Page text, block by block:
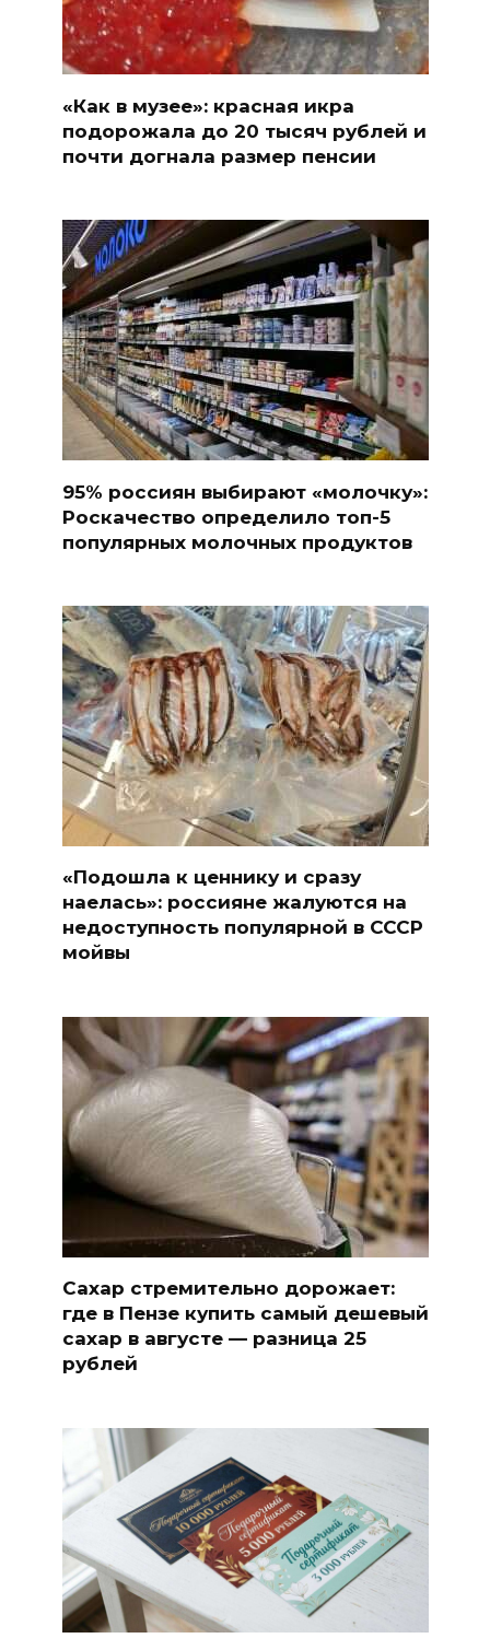
«Как в музее»: красная икра
подорожала до 20 тысяч рублей и
почти догнала размер пенсии
95% россиян выбирают «молочку»:
Роскачество определило топ-5
популярных молочных продуктов
«Подошла к ценнику и сразу
наелась»: россияне жалуются на
недоступность популярной в СССР
мойвы
Сахар стремительно дорожает:
где в Пензе купить самый дешевый
сахар в августе — разница 25
рублей